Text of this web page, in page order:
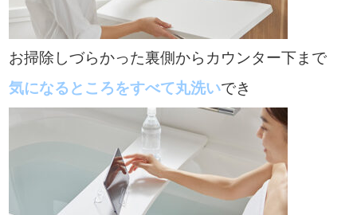
お掃除しづらかった裏側からカウンター下まで
気になるところをすべて丸洗いでき